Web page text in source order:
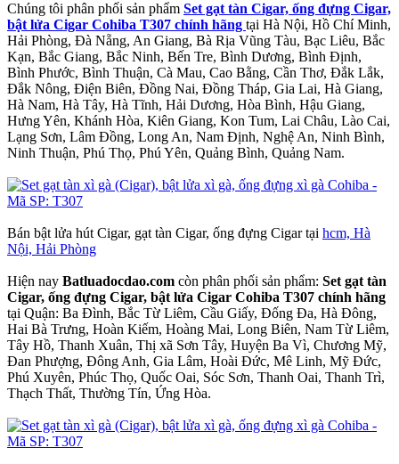
Chúng tôi phân phối sản phẩm Set gạt tàn Cigar, ống đựng Cigar,
bật lửa Cigar Cohiba T307 chính hãng tại Hà Nội, Hồ Chí Minh,
Hải Phòng, Đà Nẵng, An Giang, Bà Rịa Vũng Tàu, Bạc Liêu, Bắc
Kạn, Bắc Giang, Bắc Ninh, Bến Tre, Bình Dương, Bình Định,
Bình Phước, Bình Thuận, Cà Mau, Cao Bằng, Cần Thơ, Đắk Lắk,
Đắk Nông, Điện Biên, Đồng Nai, Đồng Tháp, Gia Lai, Hà Giang,
Hà Nam, Hà Tây, Hà Tĩnh, Hải Dương, Hòa Bình, Hậu Giang,
Hưng Yên, Khánh Hòa, Kiên Giang, Kon Tum, Lai Châu, Lào Cai,
Lạng Sơn, Lâm Đồng, Long An, Nam Định, Nghệ An, Ninh Bình,
Ninh Thuận, Phú Thọ, Phú Yên, Quảng Bình, Quảng Nam.
Bán bật lửa hút Cigar, gạt tàn Cigar, ống đựng Cigar tại hcm, Hà
Nội, Hải Phòng
Hiện nay Batluadocdao.com còn phân phối sản phẩm: Set gạt tàn
Cigar, ống đựng Cigar, bật lửa Cigar Cohiba T307 chính hãng
tại Quận: Ba Đình, Bắc Từ Liêm, Cầu Giấy, Đống Đa, Hà Đông,
Hai Bà Trưng, Hoàn Kiếm, Hoàng Mai, Long Biên, Nam Từ Liêm,
Tây Hồ, Thanh Xuân, Thị xã Sơn Tây, Huyện Ba Vì, Chương Mỹ,
Đan Phượng, Đông Anh, Gia Lâm, Hoài Đức, Mê Linh, Mỹ Đức,
Phú Xuyên, Phúc Thọ, Quốc Oai, Sóc Sơn, Thanh Oai, Thanh Trì,
Thạch Thất, Thường Tín, Ứng Hòa.